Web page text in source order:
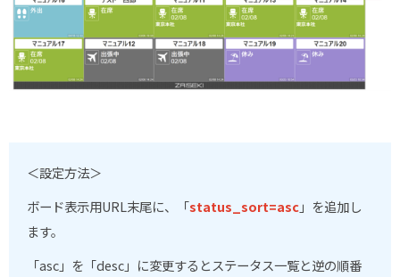
＜設定方法＞
ボード表示用URL末尾に、「status_sort=asc」を追加し
ます。
「asc」を「desc」に変更するとステータス一覧と逆の順番